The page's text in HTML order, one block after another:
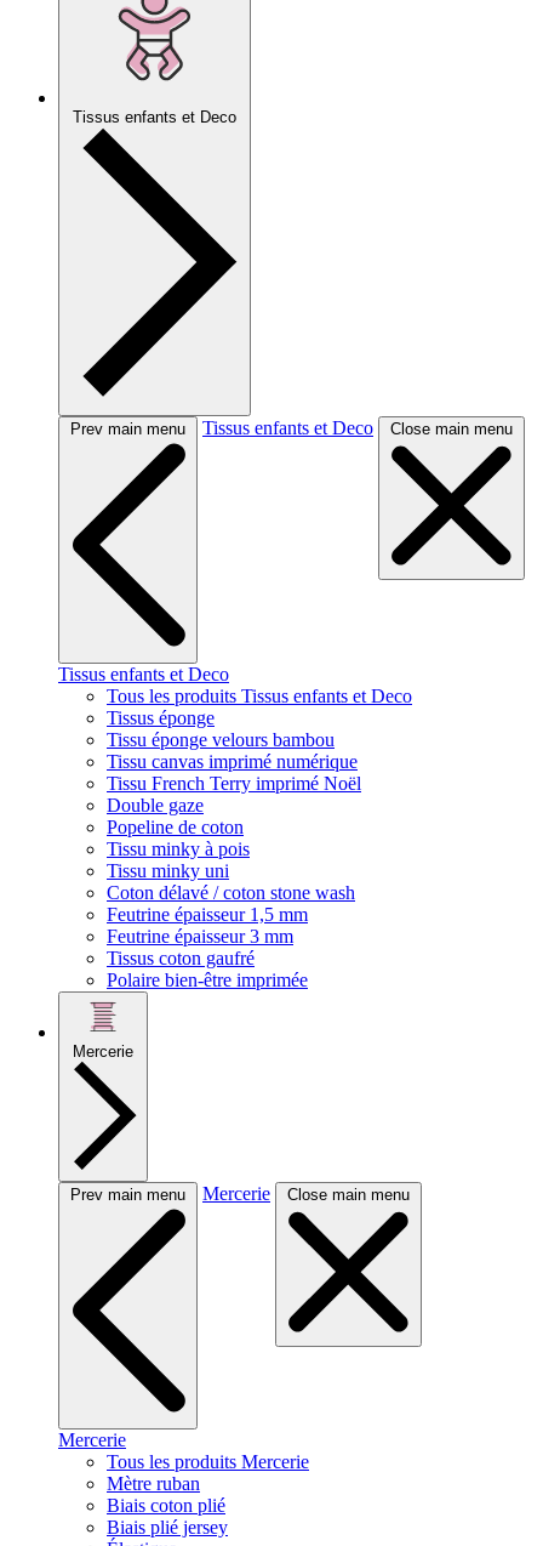
Tissus enfants et Deco
Prev main menu Tissus enfants et Deco Close main menu
Tissus enfants et Deco
Tous les produits Tissus enfants et Deco
Tissus éponge
Tissu éponge velours bambou
Tissu canvas imprimé numérique
Tissu French Terry imprimé Noël
Double gaze
Popeline de coton
Tissu minky à pois
Tissu minky uni
Coton délavé / coton stone wash
Feutrine épaisseur 1,5 mm
Feutrine épaisseur 3 mm
Tissus coton gaufré
Polaire bien-être imprimée
Mercerie
Prev main menu Mercerie Close main menu
Mercerie
Tous les produits Mercerie
Mètre ruban
Biais coton plié
Biais plié jersey